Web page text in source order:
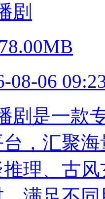
剧
78.00MB
08-06
剧是一款
，汇聚
理、古